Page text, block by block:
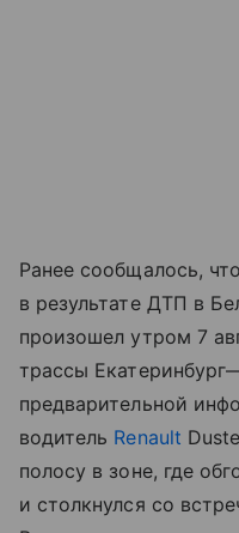
Ранее сообщалось,
в результате ДТП в
произошел утром 7
трассы
предварительной
водитель Renault
полосу в зоне, где
и столкнулся со